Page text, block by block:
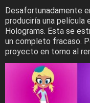
Desafortunadamente
produciría una película
Holograms. Esta se
un completo fracaso.
proyecto en torno al